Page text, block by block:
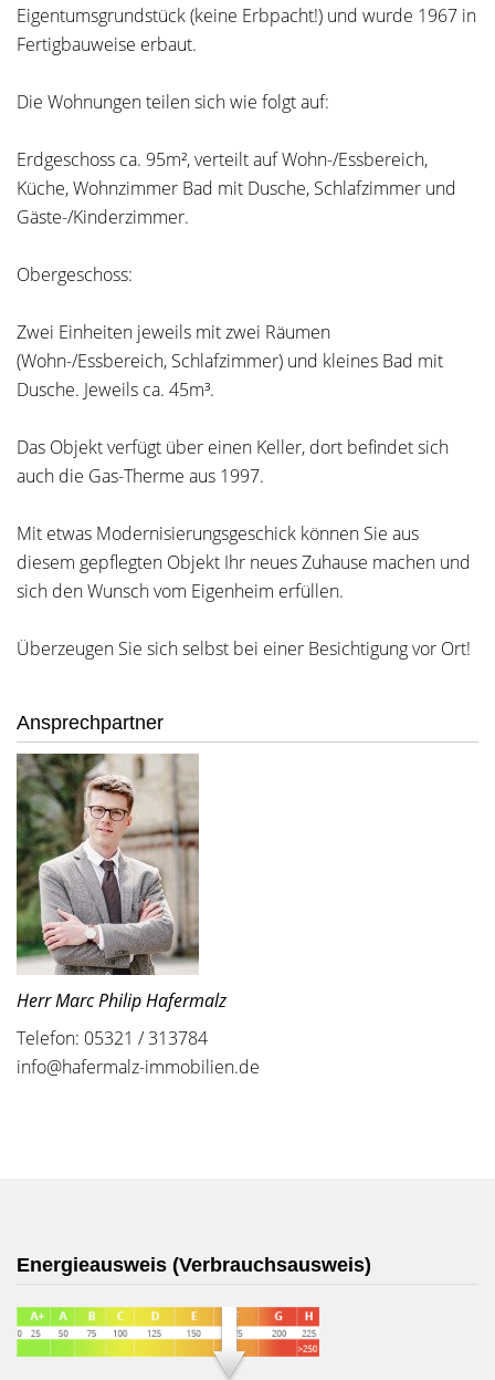
Eigentumsgrundstück (keine Erbpacht!) und wurde 1967 in
Fertigbauweise erbaut.
Die Wohnungen teilen sich wie folgt auf:
Erdgeschoss ca. 95m², verteilt auf Wohn-/Essbereich,
Küche, Wohnzimmer Bad mit Dusche, Schlafzimmer und
Gäste-/Kinderzimmer.
Obergeschoss:
Zwei Einheiten jeweils mit zwei Räumen
(Wohn-/Essbereich, Schlafzimmer) und kleines Bad mit
Dusche. Jeweils ca. 45m³.
Das Objekt verfügt über einen Keller, dort befindet sich
auch die Gas-Therme aus 1997.
Mit etwas Modernisierungsgeschick können Sie aus
diesem gepflegten Objekt Ihr neues Zuhause machen und
sich den Wunsch vom Eigenheim erfüllen.
Überzeugen Sie sich selbst bei einer Besichtigung vor Ort!
Ansprechpartner
Herr Marc Philip Hafermalz
Telefon: 05321 / 313784
info@hafermalz-immobilien.de
Energieausweis (Verbrauchsausweis)